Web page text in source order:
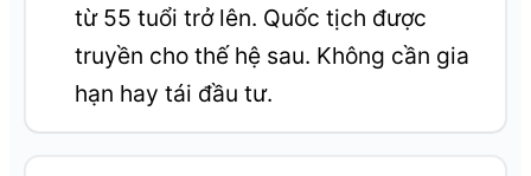
từ 55 tuổi trở lên. Quốc tịch được
truyền cho thế hệ sau. Không cần gia
hạn hay tái đầu tư.